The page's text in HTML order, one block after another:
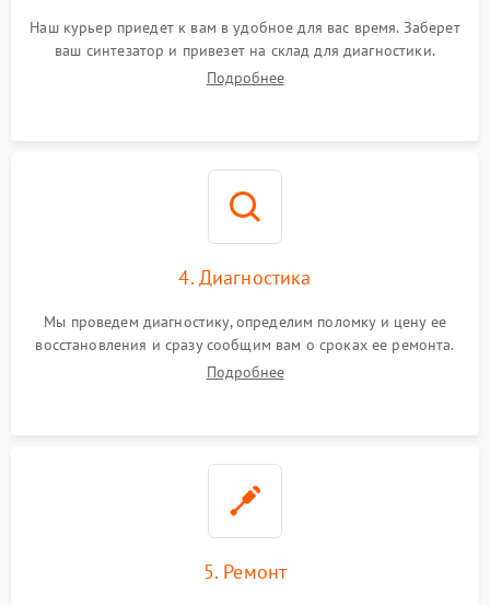
Наш курьер приедет к вам в удобное для вас время. Заберет
ваш синтезатор и привезет на склад для диагностики.
Подробнее
4. Диагностика
Мы проведем диагностику, определим поломку и цену ее
восстановления и сразу сообщим вам о сроках ее ремонта.
Подробнее
5. Ремонт